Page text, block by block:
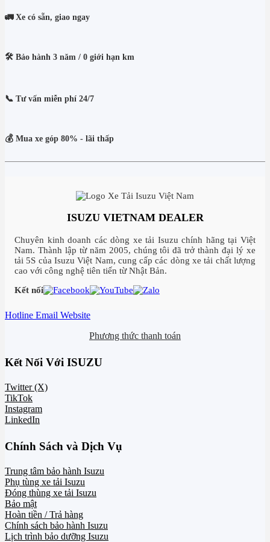
🚛 Xe có sẵn, giao ngay
🛠️ Bảo hành 3 năm / 0 giới hạn km
📞 Tư vấn miễn phí 24/7
💰 Mua xe góp 80% - lãi thấp
ISUZU VIETNAM DEALER
Chuyên kinh doanh các dòng xe tải Isuzu chính hãng tại Việt
Nam. Thành lập từ năm 2005, chúng tôi đã trở thành đại lý xe
tải 5S của Isuzu Việt Nam, cung cấp các dòng xe tải chất lượng
cao với công nghệ tiên tiến từ Nhật Bản.
Kết nối
Hotline Email Website
Phương thức thanh toán
Kết Nối Với ISUZU
Twitter (X)
TikTok
Instagram
LinkedIn
Chính Sách và Dịch Vụ
Trung tâm bảo hành Isuzu
Phụ tùng xe tải Isuzu
Đóng thùng xe tải Isuzu
Bảo mật
Hoàn tiền / Trả hàng
Chính sách bảo hành Isuzu
Lịch trình bảo dưỡng Isuzu